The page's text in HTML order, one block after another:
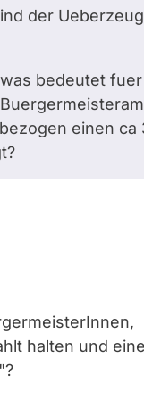
der
bedeutet fuer
einen ca
halten und